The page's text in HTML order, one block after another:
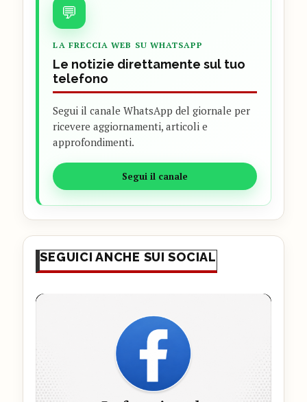
💬
LA FRECCIA WEB SU WHATSAPP
Le notizie direttamente sul tuo
telefono
Segui il canale WhatsApp del giornale per
ricevere aggiornamenti, articoli e
approfondimenti.
Segui il canale
SEGUICI ANCHE SUI SOCIAL